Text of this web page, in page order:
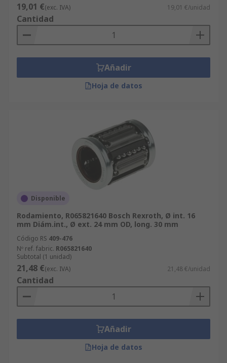
19,01 €(exc. IVA) 19,01 €/unidad
Cantidad
Añadir
Hoja de datos
Disponible
Rodamiento, R065821640 Bosch Rexroth, Ø int. 16
mm Diám.int., Ø ext. 24 mm OD, long. 30 mm
Código RS 409-476
Nº ref. fabric. R065821640
Subtotal (1 unidad)
21,48 €(exc. IVA) 21,48 €/unidad
Cantidad
Añadir
Hoja de datos